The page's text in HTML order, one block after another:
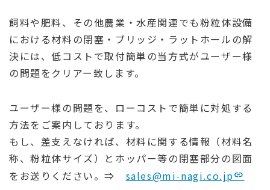
飼料や肥料、その他農業・水産関連でも粉粒体設備
における材料の閉塞・ブリッジ・ラットホールの解
決には、低コストで取付簡単の当方式がユーザー様
の問題をクリアー致します。
ユーザー様の問題を、ローコストで簡単に対処する
方法をご案内しております。
もし、差支えなければ、材料に関する情報（材料名
称、粉粒体サイズ）とホッパー等の閉塞部分の図面
をお送りください。⇒ sales@mi-nagi.co.jp